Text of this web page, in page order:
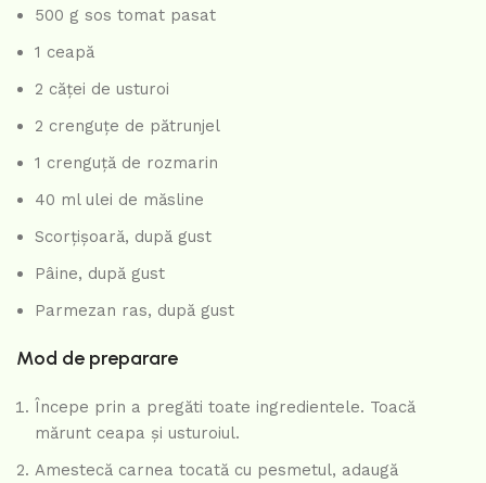
500 g sos tomat pasat
1 ceapă
2 căței de usturoi
2 crenguțe de pătrunjel
1 crenguță de rozmarin
40 ml ulei de măsline
Scorțișoară, după gust
Pâine, după gust
Parmezan ras, după gust
Mod de preparare
Începe prin a pregăti toate ingredientele. Toacă
mărunt ceapa și usturoiul.
Amestecă carnea tocată cu pesmetul, adaugă